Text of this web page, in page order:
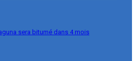
sera bitumé dans 4 mois